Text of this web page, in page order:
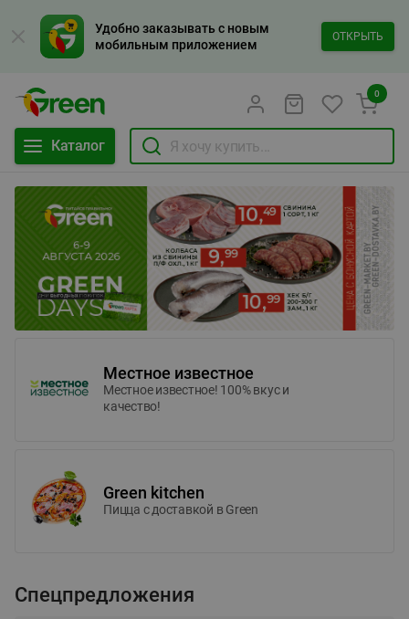
Удобно заказывать с новым
мобильным приложением
ОТКРЫТЬ
Каталог
0
Местное известное
Местное известное! 100% вкус и
качество!
Green kitchen
Пицца c доставкой в Green
Спецпредложения